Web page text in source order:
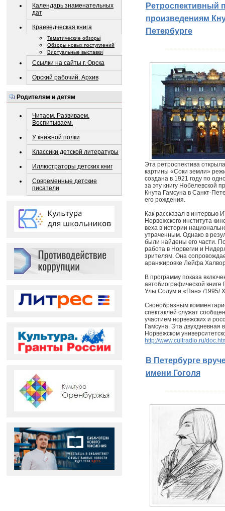
Календарь знаменательных
дат
Краеведческая книга
Тематические обзоры
Обзоры новых поступлений
Виртуальные выставки
Ссылки на сайты г. Орска
Орский рабочий. Архив
Родителям и детям
Читаем. Развиваем.
Воспитываем.
У книжной полки
Классики детской литературы
Иллюстраторы детских книг
Современные детские
писатели
Ретроспективный
произведениям
Петербурге
Эта ретроспектива
картины «Соки земли»
создана в 1921 году по
за эту книгу Нобелевской
Кнута Гамсуна в Санкт-
его рождения.
Как рассказал в
Норвежского института
веха в истории
утраченным. Однако в
были найдены его части.
работа в Норвегии и
зрителям. Она
аранжировке Лейфа
В программу показа
автобиографической
Улы Солум и «Пан» /1995/
Своеобразным
спектаклей служат
участием норвежских и
Гамсуна. Эта двухдневная
Норвежском
http://www.cultradio.ru/
В Петербурге
имени Гоголя